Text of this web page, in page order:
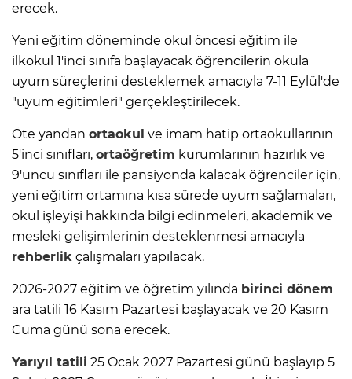
erecek.
Yeni eğitim döneminde okul öncesi eğitim ile
ilkokul 1'inci sınıfa başlayacak öğrencilerin okula
uyum süreçlerini desteklemek amacıyla 7-11 Eylül'de
"uyum eğitimleri" gerçekleştirilecek.
Öte yandan ortaokul ve imam hatip ortaokullarının
5'inci sınıfları, ortaöğretim kurumlarının hazırlık ve
9'uncu sınıfları ile pansiyonda kalacak öğrenciler için,
yeni eğitim ortamına kısa sürede uyum sağlamaları,
okul işleyişi hakkında bilgi edinmeleri, akademik ve
mesleki gelişimlerinin desteklenmesi amacıyla
rehberlik çalışmaları yapılacak.
2026-2027 eğitim ve öğretim yılında birinci dönem
ara tatili 16 Kasım Pazartesi başlayacak ve 20 Kasım
Cuma günü sona erecek.
Yarıyıl tatili 25 Ocak 2027 Pazartesi günü başlayıp 5